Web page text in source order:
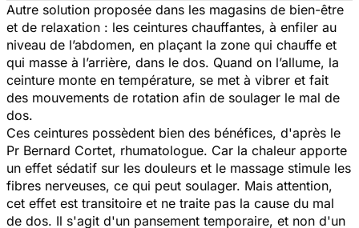
Autre solution proposée dans les magasins de bien-être
et de relaxation : les ceintures chauffantes, à enfiler au
niveau de l’abdomen, en plaçant la zone qui chauffe et
qui masse à l’arrière, dans le dos. Quand on l’allume, la
ceinture monte en température, se met à vibrer et fait
des mouvements de rotation afin de soulager le mal de
dos.
Ces ceintures possèdent bien des bénéfices, d'après le
Pr Bernard Cortet, rhumatologue. Car la chaleur apporte
un effet sédatif sur les douleurs et le massage stimule les
fibres nerveuses, ce qui peut soulager. Mais attention,
cet effet est transitoire et ne traite pas la cause du mal
de dos. Il s'agit d'un pansement temporaire, et non d'un